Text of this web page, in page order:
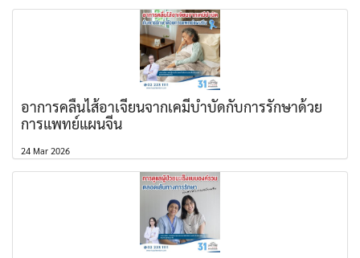
อาการคลื่นไส้อาเจียนจากเคมีบำบัดกับการรักษาด้วย
การแพทย์แผนจีน
24 Mar 2026